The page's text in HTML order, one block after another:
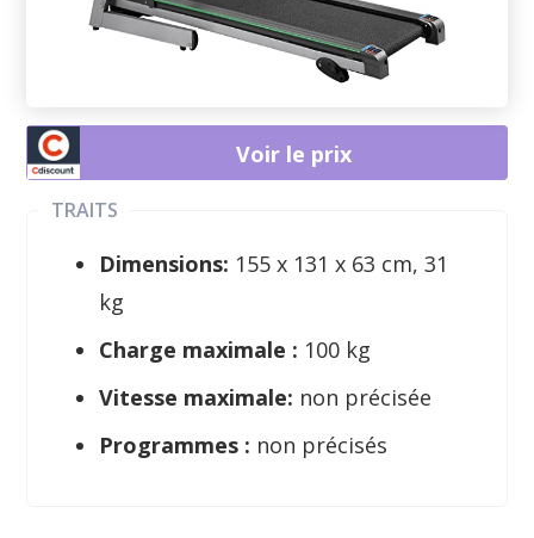
TRAITS
Dimensions: ‎155 x 131 x 63 cm, 31
kg
Charge maximale : 100 kg
Vitesse maximale: non précisée
Programmes : non précisés
Voir le prix